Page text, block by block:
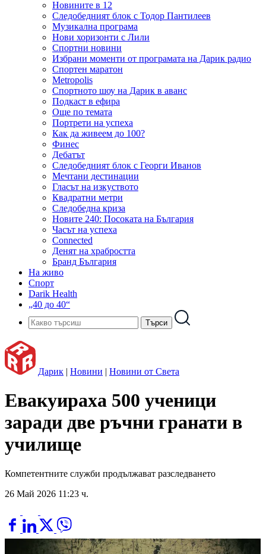
Новините в 12
Следобедният блок с Тодор Пантилеев
Музикална програма
Нови хоризонти с Лили
Спортни новини
Избрани моменти от програмата на Дарик радио
Спортен маратон
Metropolis
Спортното шоу на Дарик в аванс
Подкаст в ефира
Още по темата
Портрети на успеха
Как да живеем до 100?
Финес
Дебатът
Следобедният блок с Георги Иванов
Мечтани дестинации
Гласът на изкуството
Квадратни метри
Следобедна криза
Новите 240: Посоката на България
Часът на успеха
Connected
Денят на храбростта
Бранд България
На живо
Спорт
Darik Health
„40 до 40“
Дарик | Новини | Новини от Света
Евакуираха 500 ученици
заради две ръчни гранати в
училище
Компетентните служби продължават разследването
26 Май 2026 11:23 ч.